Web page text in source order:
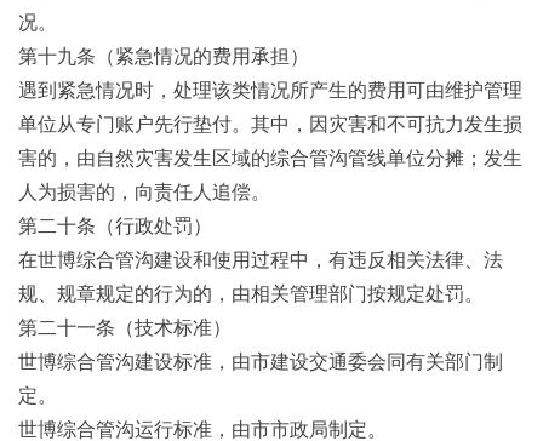
况。
第十九条（紧急情况的费用承担）
遇到紧急情况时，处理该类情况所产生的费用可由维护管理
单位从专门账户先行垫付。其中，因灾害和不可抗力发生损
害的，由自然灾害发生区域的综合管沟管线单位分摊；发生
人为损害的，向责任人追偿。
第二十条（行政处罚）
在世博综合管沟建设和使用过程中，有违反相关法律、法
规、规章规定的行为的，由相关管理部门按规定处罚。
第二十一条（技术标准）
世博综合管沟建设标准，由市建设交通委会同有关部门制
定。
世博综合管沟运行标准，由市市政局制定。